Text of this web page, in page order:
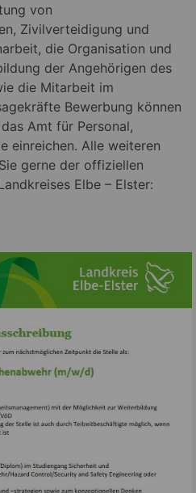
von
Zivilverteidigung und
die Organisation und
der Angehörigen des
die Mitarbeit im
Bewerbung können
Amt für Personal,
einreichen. Alle weiteren
gerne der offiziellen
Elbe – Elster: